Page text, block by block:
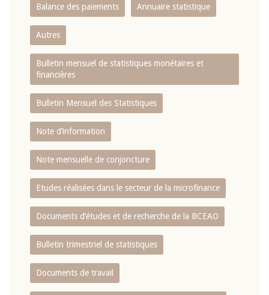
Balance des paiements Annuaire statistique
Autres
Bulletin mensuel de statistiques monétaires et
financières
Bulletin Mensuel des Statistiques
Note d’information
Note mensuelle de conjoncture
Etudes réalisées dans le secteur de la microfinance
Documents d’études et de recherche de la BCEAO
Bulletin trimestriel de statistiques
Documents de travail